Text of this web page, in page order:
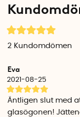
skalmen och är så
glasögon.
glasögonmodeller.
Glasögonhittaren
har en batteritid på
kopplas direkt till
ett USB-uttag.
2 Kundomdömen
Eva
2021-08-25
Äntligen slut med
glasögonen!